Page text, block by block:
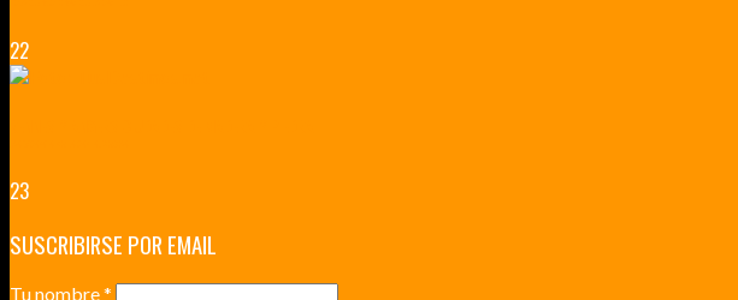
22
23
SUSCRIBIRSE POR EMAIL
Tu nombre*